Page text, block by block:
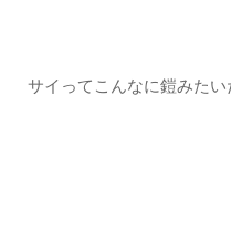
サイってこんなに鎧みたい